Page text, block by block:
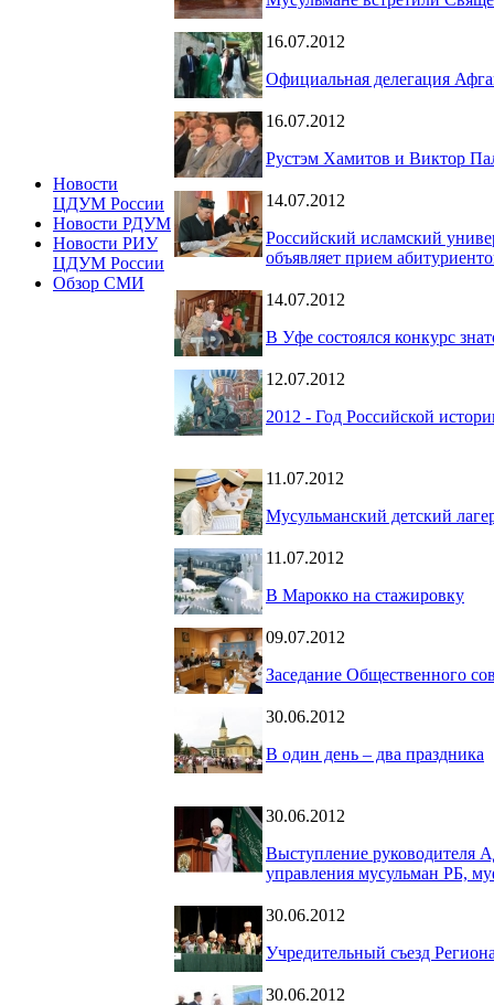
Новости
ЦДУМ России
Новости РДУМ
Новости РИУ
ЦДУМ России
Обзор СМИ
16.07.2012
Официальная делегация
16.07.2012
Рустэм Хамитов и Виктор
14.07.2012
Российский исламский
объявляет прием
14.07.2012
В Уфе состоялся конкурс
12.07.2012
2012 - Год Российской
11.07.2012
Мусульманский детский
11.07.2012
В Марокко на стажировку
09.07.2012
Заседание Общественного
30.06.2012
В один день – два праздника
30.06.2012
Выступление руководителя
управления мусульман РБ,
30.06.2012
Учредительный съезд
30.06.2012